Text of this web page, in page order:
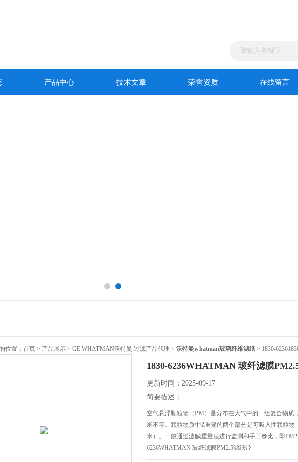
产品中心 技术文章 荣誉资质 在线留言
置： 首页 > 产品展示 > GE WHATMAN沃特曼 过滤产品代理 > 沃特曼whatman玻璃纤维滤纸 > 1830-
1830-6236WHATMAN 玻纤滤膜
更新时间：2025-09-17
简要描述：
空气悬浮颗粒物（PM）是分布在大气中的一组复合物质
米不等。颗粒物质中Z重要的两个部分是可吸入性颗粒
米）。一般通过滤膜重量法进行监测和手工参比，即
6236WHATMAN 玻纤滤膜PM2.5滤纸带